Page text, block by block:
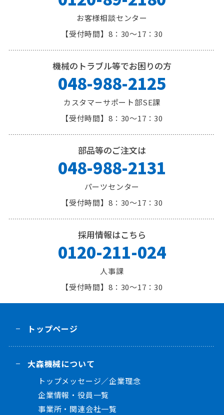
お客様相談センター
8：30～17：30
機械のトラブル等でお困りの方
048-988-2125
カスタマーサポート部SE課
8：30～17：30
部品等のご注文は
048-988-2131
パーツセンター
8：30～17：30
採用情報はこちら
0120-211-024
人事課
8：30～17：30
トップページ
大森機械について
トップメッセージ／企業理念
企業情報・役員一覧
事業所・関連会社一覧